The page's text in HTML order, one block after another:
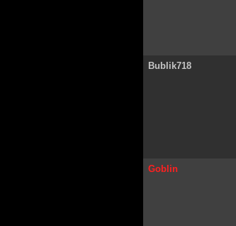
Bublik718
Goblin